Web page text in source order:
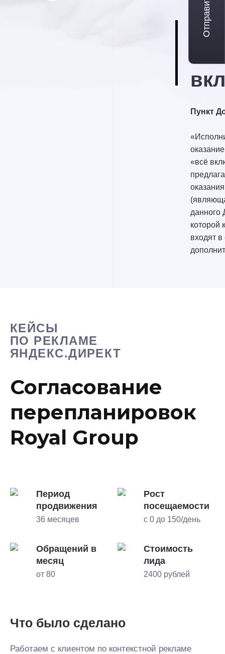
Пункт
«всё
данного
которой
входят в
КЕЙСЫ
ПО РЕКЛАМЕ
ЯНДЕКС.ДИРЕКТ
Согласование
перепланировок
Royal Group
Период
продвижения
36 месяцев
Рост
посещаемости
с 0 до 150/день
Обращений в
месяц
от 80
Стоимость
лида
2400 рублей
Что было сделано
Работаем с клиентом по контекстной рекламе